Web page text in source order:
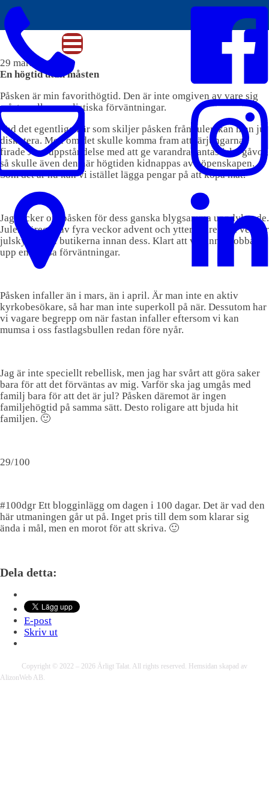
29 mars 2018
En högtid utan måsten
Påsken är min favorithögtid. Den är inte omgiven av vare sig
måsten eller orealistiska förväntningar.
Vad det egentligen är som skiljer påsken från julen kan man ju
diskutera. Men om det skulle komma fram att lärjungarna
firade Jesu uppståndelse med att ge varandra fantastiska gåvor,
så skulle även den här högtiden kidnappas av köpenskapen.
Som det är nu kan vi istället lägga pengar på att köpa mat.
Jag tycker om påsken för dess ganska blygsamma uppdykande.
Julen föregås av fyra veckor advent och ytterligare fyra veckor
julskyltning i butikerna innan dess. Klart att vi hinner jobba
upp en massa förväntningar.
Påsken infaller än i mars, än i april. Är man inte en aktiv
kyrkobesökare, så har man inte superkoll på när. Dessutom har
vi vagare begrepp om när fastan infaller eftersom vi kan
mumsa i oss fastlagsbullen redan före nyår.
Jag är inte speciellt rebellisk, men jag har svårt att göra saker
bara för att det förväntas av mig. Varför ska jag umgås med
familj bara för att det är jul? Påsken däremot är ingen
familjehögtid på samma sätt. Desto roligare att bjuda hit
familjen. 🙂
29/100
#100dgr Ett blogginlägg om dagen i 100 dagar. Det är vad den
här utmaningen går ut på. Inget pris till dem som klarar sig
ända i mål, men en morot för att skriva. 🙂
Dela detta:
E-post
Skriv ut
Copyright © 2022 – 2026 Ärligt Talat. All rights reserved. Hemsidan skapad av
AlizonWeb AB.